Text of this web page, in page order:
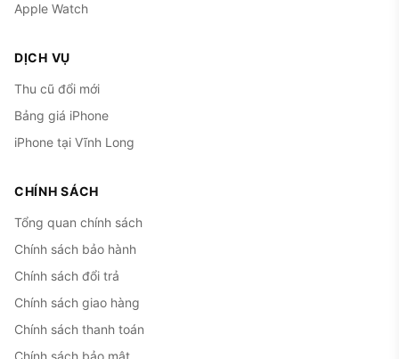
Apple Watch
DỊCH VỤ
Thu cũ đổi mới
Bảng giá iPhone
iPhone tại Vĩnh Long
CHÍNH SÁCH
Tổng quan chính sách
Chính sách bảo hành
Chính sách đổi trả
Chính sách giao hàng
Chính sách thanh toán
Chính sách bảo mật